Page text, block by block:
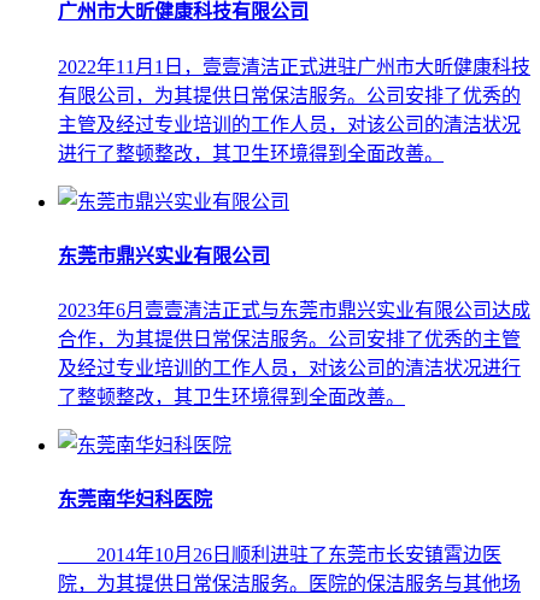
广州市大昕健康科技有限公司
2022年11月1日，壹壹清洁正式进驻广州市大昕健康科技
有限公司，为其提供日常保洁服务。公司安排了优秀的
主管及经过专业培训的工作人员，对该公司的清洁状况
进行了整顿整改，其卫生环境得到全面改善。
东莞市鼎兴实业有限公司
2023年6月壹壹清洁正式与东莞市鼎兴实业有限公司达成
合作，为其提供日常保洁服务。公司安排了优秀的主管
及经过专业培训的工作人员，对该公司的清洁状况进行
了整顿整改，其卫生环境得到全面改善。
东莞南华妇科医院
2014年10月26日顺利进驻了东莞市长安镇霄边医
院，为其提供日常保洁服务。医院的保洁服务与其他场